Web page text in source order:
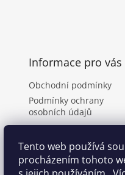
Tento web používá
procházením tohoto
Informace pro vás
Obchodní podmínky
Podmínky ochrany
osobních údajů